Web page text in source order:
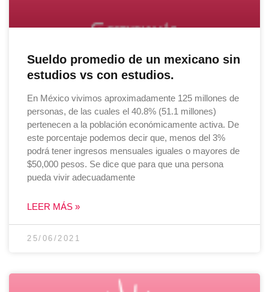
Sueldo promedio de un mexicano sin
estudios vs con estudios.
En México vivimos aproximadamente 125 millones de
personas, de las cuales el 40.8% (51.1 millones)
pertenecen a la población económicamente activa. De
este porcentaje podemos decir que, menos del 3%
podrá tener ingresos mensuales iguales o mayores de
$50,000 pesos. Se dice que para que una persona
pueda vivir adecuadamente
LEER MÁS »
25/06/2021